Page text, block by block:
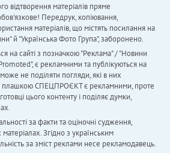
відтворення матеріалів пряме
Передрук, копіювання,
матеріалів, що містять посилання на
й "Українська Фото Група", заборонено.
на сайті з позначкою "Реклама" / "Новини
є рекламними та публікуються на
не поділяти погляди, які в них
плашкою СПЕЦПРОЄКТ є рекламними, проте
цього контенту і поділяє думки,
за факти та оціночні судження,
Згідно з українським
за зміст реклами несе рекламодавець.